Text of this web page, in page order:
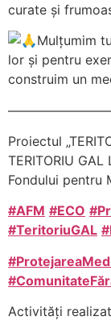
curate și
Mulțumim
lor și pentru
construim un
Proiectul
TERITORIU
Fondului pentru
#AFM #ECO
#TeritoriuGAL
Activități